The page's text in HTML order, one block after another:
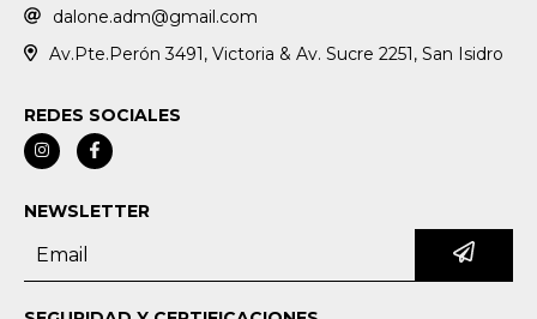
dalone.adm@gmail.com
Av.Pte.Perón 3491, Victoria & Av. Sucre 2251, San Isidro
REDES SOCIALES
NEWSLETTER